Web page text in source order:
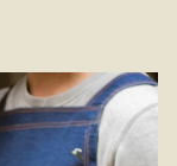
pour la
à Sainte-
Fête des
amour à votre